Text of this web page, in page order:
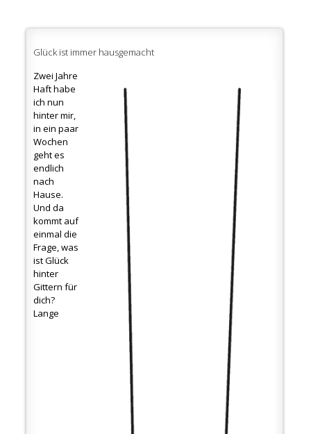
Glück ist immer hausgemacht
Zwei Jahre
Haft habe
ich nun
hinter mir,
in ein paar
Wochen
geht es
endlich
nach
Hause.
Und da
kommt auf
einmal die
Frage, was
ist Glück
hinter
Gittern für
dich?
Lange